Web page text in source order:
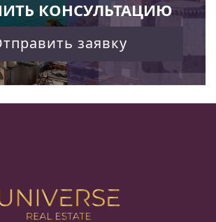
КОНСУЛЬТАЦИЮ
заявку